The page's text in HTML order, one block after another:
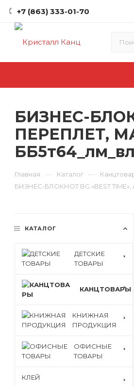
+7 (863) 333-01-70
БИЗНЕС-
ПЕРЕПЛЕТ,
Главная — Каталог —
БИЗНЕС-БЛОКНОТ BG «BEST
КАТАЛОГ
ДЕТСКИЕ
ТОВАРЫ
КАНЦТОВАРЫ
КНИЖНАЯ
ПРОДУКЦИЯ
ОФИСНЫЕ
ТОВАРЫ
КЛЕЙ